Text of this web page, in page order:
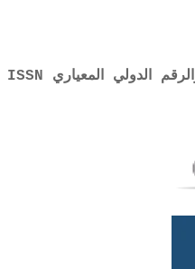
لتحميل لائحة الشروط والتعرف على لجان المجلات واعتماداتها والرقم الدولي المعياري ISSN